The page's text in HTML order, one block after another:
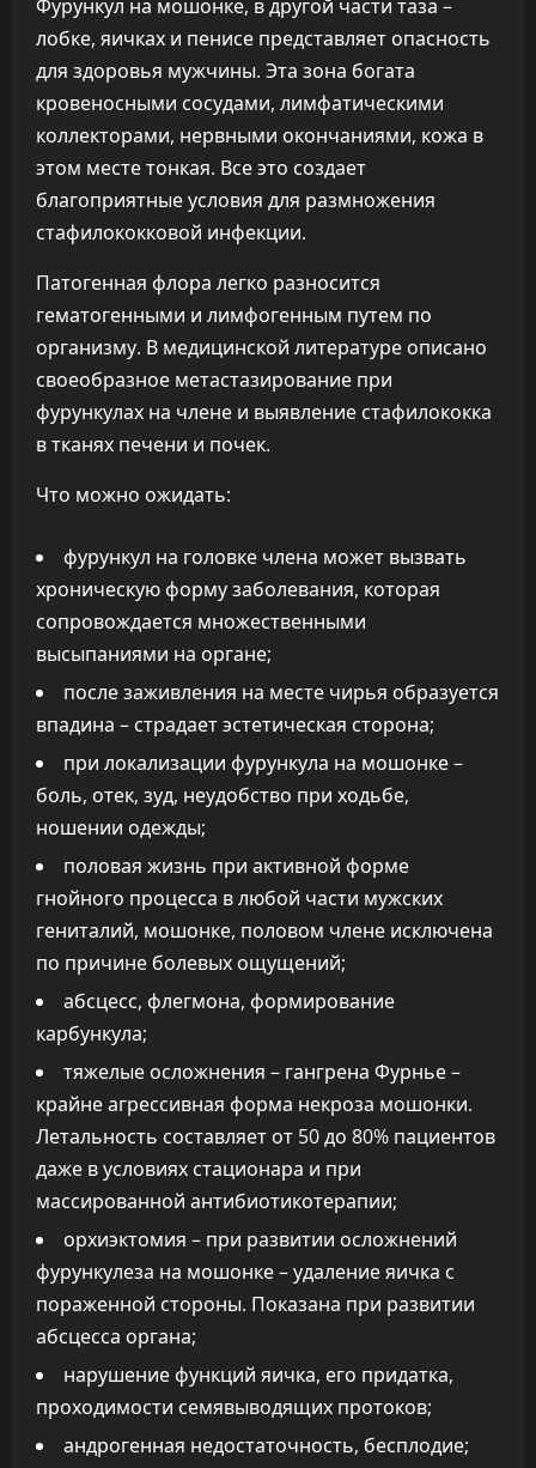
Фурункул на мошонке, в другой части таза –
лобке, яичках и пенисе представляет опасность
для здоровья мужчины. Эта зона богата
кровеносными сосудами, лимфатическими
коллекторами, нервными окончаниями, кожа в
этом месте тонкая. Все это создает
благоприятные условия для размножения
стафилококковой инфекции.
Патогенная флора легко разносится
гематогенными и лимфогенным путем по
организму. В медицинской литературе описано
своеобразное метастазирование при
фурункулах на члене и выявление стафилококка
в тканях печени и почек.
Что можно ожидать:
фурункул на головке члена может вызвать
хроническую форму заболевания, которая
сопровождается множественными
высыпаниями на органе;
после заживления на месте чирья образуется
впадина – страдает эстетическая сторона;
при локализации фурункула на мошонке –
боль, отек, зуд, неудобство при ходьбе,
ношении одежды;
половая жизнь при активной форме
гнойного процесса в любой части мужских
гениталий, мошонке, половом члене исключена
по причине болевых ощущений;
абсцесс, флегмона, формирование
карбункула;
тяжелые осложнения – гангрена Фурнье –
крайне агрессивная форма некроза мошонки.
Летальность составляет от 50 до 80% пациентов
даже в условиях стационара и при
массированной антибиотикотерапии;
орхиэктомия – при развитии осложнений
фурункулеза на мошонке – удаление яичка с
пораженной стороны. Показана при развитии
абсцесса органа;
нарушение функций яичка, его придатка,
проходимости семявыводящих протоков;
андрогенная недостаточность, бесплодие;